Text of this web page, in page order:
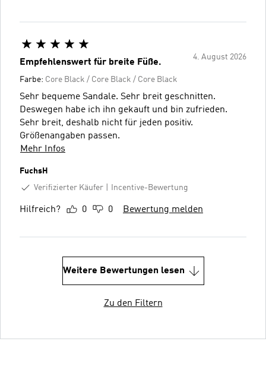
4. August 2026
Empfehlenswert für breite Füße.
Farbe: Core Black / Core Black / Core Black
Sehr bequeme Sandale. Sehr breit geschnitten.
Deswegen habe ich ihn gekauft und bin zufrieden.
Sehr breit, deshalb nicht für jeden positiv.
Größenangaben passen.
Mehr Infos
FuchsH
Verifizierter Käufer
Incentive-Bewertung
Hilfreich? 0 0 Bewertung melden
Weitere Bewertungen lesen
Zu den Filtern